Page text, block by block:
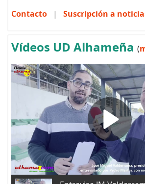
Contacto | Suscripción a
Vídeos UD Alhameña (